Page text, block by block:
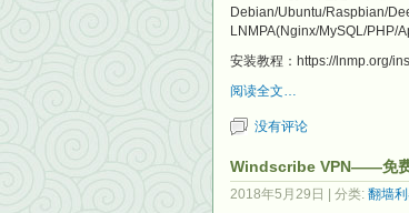
Debian/Ubuntu/Raspbian/
LNMPA(Nginx/MySQL/PHP/
安装教程：https://lnmp.org/
阅读全文…
没有评论
Windscribe VPN——免费
2018年5月29日 | 分类: 翻墙